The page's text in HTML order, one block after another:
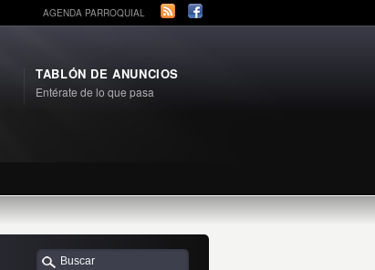
AGENDA PARROQUIAL
TABLÓN DE ANUNCIOS
Entérate de lo que pasa